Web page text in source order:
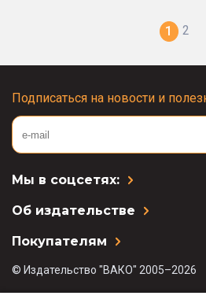
1 2
Подписаться на новости и
Мы в соцсетях:
Об издательстве
Покупателям
© Издательство "ВАКО" 2005–2026